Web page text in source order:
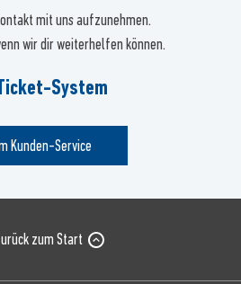
mit uns aufzunehmen.
wir dir weiterhelfen können.
System
Kunden-Service
zum Start